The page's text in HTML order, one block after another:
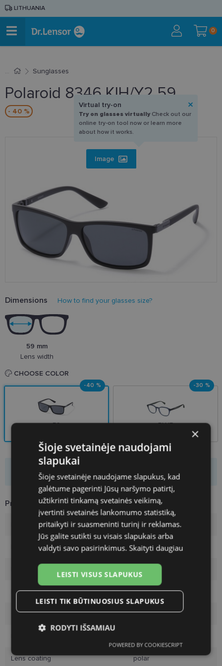
LITHUANIA
0
Sunglasses
Polaroid 8346 KIH/Y2 59
- 40 %
Image
Virtual try-on
Try on glasses virtuallyCheck out our
online try-on tool now or learn more
about how it works.
Dimensions How to find your glasses size?
59 mm
Lens width
Product Information
POLAROID
Frame size 59
Frame color
Frame material Plastic
Customer group Men
Lens coating polar
CHOOSE COLOR
59
-40 %
BLUE
-30 %
Product is not available
×
Šioje svetainėje naudojami
slapukai
Šioje svetainėje naudojame slapukus, kad
galėtume pagerinti Jūsų naršymo patirtį,
užtikrinti tinkamą svetainės veikimą,
įvertinti svetainės lankomumo statistiką,
pritaikyti ir suasmeninti turinį ir reklamas.
Jūs galite sutikti su visais slapukais arba
valdyti savo pasirinkimus. Skaityti daugiau
LEISTI VISUS SLAPUKUS
LEISTI TIK BŪTINUOSIUS SLAPUKUS
RODYTI IŠSAMIAU
slapukai
Statistikos
slapukai
Rinkodaros
slapukai
POWERED BY COOKIESCRIPT